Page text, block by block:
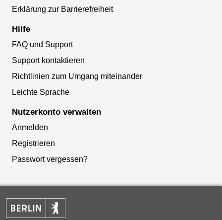
Erklärung zur Barrierefreiheit
Hilfe
FAQ und Support
Support kontaktieren
Richtlinien zum Umgang miteinander
Leichte Sprache
Nutzerkonto verwalten
Anmelden
Registrieren
Passwort vergessen?